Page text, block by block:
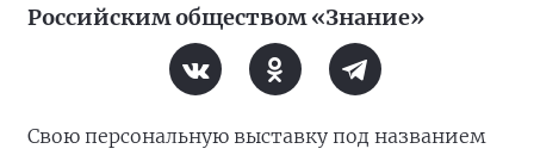
Российским обществом «Знание»
Свою персональную выставку под названием